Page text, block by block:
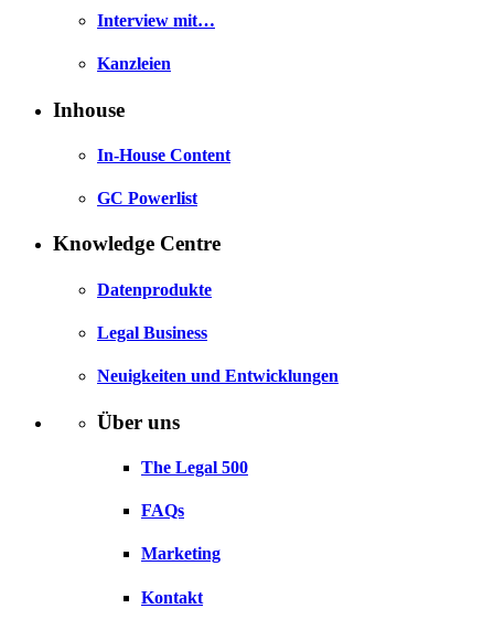
Interview mit…
Kanzleien
Inhouse
In-House Content
GC Powerlist
Knowledge Centre
Datenprodukte
Legal Business
Neuigkeiten und Entwicklungen
Über uns
The Legal 500
FAQs
Marketing
Kontakt